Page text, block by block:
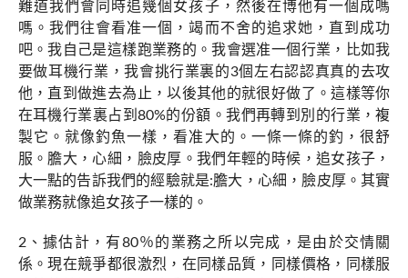
難道我們會同時追幾個女孩子，然後在博他有一個成嗎
嗎。我們往會看准一個，竭而不舍的追求她，直到成功
吧。我自己是這樣跑業務的。我會選准一個行業，比如我
要做耳機行業，我會挑行業裏的3個左右認認真真的去攻
他，直到做進去為止，以後其他的就很好做了。這樣等你
在耳機行業裏占到80%的份額。我們再轉到別的行業，複
製它。就像釣魚一樣，看准大的。一條一條的釣，很舒
服。膽大，心細，臉皮厚。我們年輕的時候，追女孩子，
大一點的告訴我們的經驗就是:膽大，心細，臉皮厚。其實
做業務就像追女孩子一樣的。
2、據估計，有80％的業務之所以完成，是由於交情關
係。現在競爭都很激烈，在同樣品質，同樣價格，同樣服